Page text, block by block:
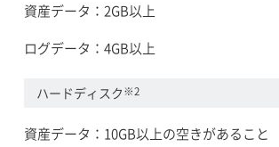
資産データ：2GB以上
ログデータ：4GB以上
ハードディスク※2
資産データ：10GB以上の空きがあること